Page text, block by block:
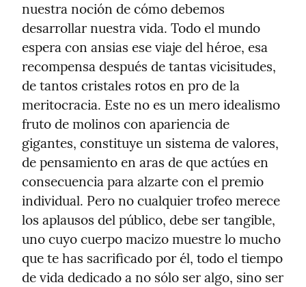
nuestra noción de cómo debemos
desarrollar nuestra vida. Todo el mundo
espera con ansias ese viaje del héroe, esa
recompensa después de tantas vicisitudes,
de tantos cristales rotos en pro de la
meritocracia. Este no es un mero idealismo
fruto de molinos con apariencia de
gigantes, constituye un sistema de valores,
de pensamiento en aras de que actúes en
consecuencia para alzarte con el premio
individual. Pero no cualquier trofeo merece
los aplausos del público, debe ser tangible,
uno cuyo cuerpo macizo muestre lo mucho
que te has sacrificado por él, todo el tiempo
de vida dedicado a no sólo ser algo, sino ser